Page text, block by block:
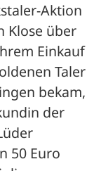
Aktion
Klose über
Einkauf
Taler
bekam,
der
50 Euro